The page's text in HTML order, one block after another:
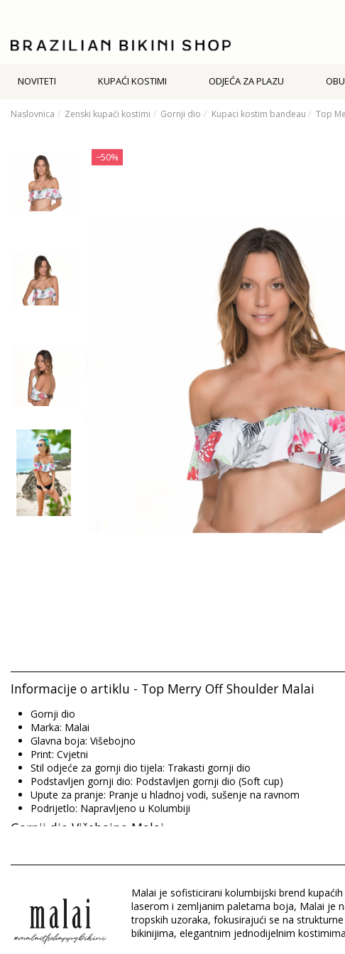
NOVITETI KUPAĆI KOSTIMI ODJEĆA ZA PLAZU
Naslovnica Zenski kupaći kostimi Gornji dio Kupaci kostim bandeau Top
−50%
Informacije o artiklu - Top Merry Off Shoulder Malai
Gornji dio
Marka: Malai
Glavna boja: Višebojno
Print: Cvjetni
Stil odjeće za gornji dio tijela: Trakasti gornji dio
Podstavljen gornji dio: Podstavljen gornji dio (Soft cup)
Upute za pranje: Pranje u hladnoj vodi, sušenje na ravnom
Podrijetlo: Napravljeno u Kolumbiji
Gornji dio Višebojno Malai
Podstava: 84% Polyamide, 16% Elastane
Odjel: Za žene, Gornji dio
Pakiranje uključuje: 1 x Gornji dio (Drugi pribor koji nije uključen)
Malai je sofisticirani kolumbijski brend
laserom i zemljanim paletama boja, Malai je
tropskih uzoraka, fokusirajući se na
bikinijima, elegantnim jednodijelnim